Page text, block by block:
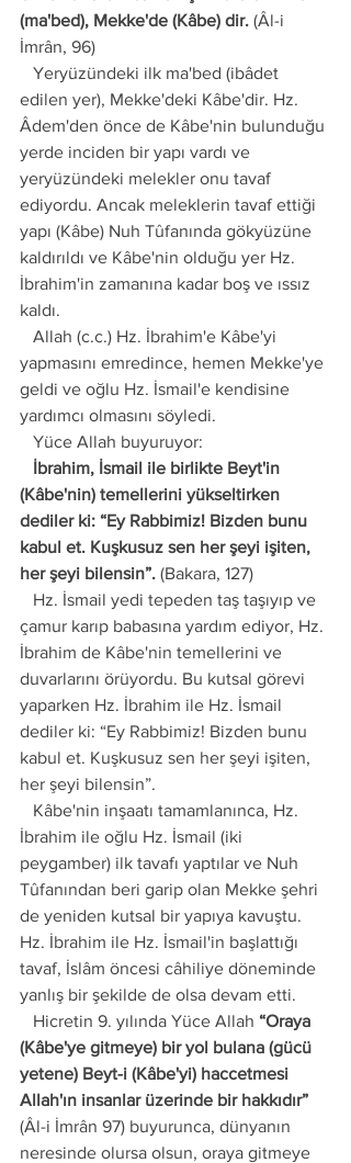
(ma'bed), Mekke'de (Kâbe) dir. (Âl-i
İmrân, 96)
edilen yer), Mekke'deki Kâbe'dir. Hz.
Âdem'den önce de Kâbe'nin bulunduğu
yerde inciden bir yapı vardı ve
yeryüzündeki melekler onu tavaf
ediyordu. Ancak meleklerin tavaf ettiği
yapı (Kâbe) Nuh Tûfanında gökyüzüne
kaldırıldı ve Kâbe'nin olduğu yer Hz.
İbrahim'in zamanına kadar boş ve ıssız
kaldı.
yapmasını emredince, hemen Mekke'ye
geldi ve oğlu Hz. İsmail'e kendisine
yardımcı olmasını söyledi.
   Yüce Allah buyuruyor:
(Kâbe'nin) temellerini yükseltirken
dediler ki: “Ey Rabbimiz! Bizden bunu
kabul et. Kuşkusuz sen her şeyi işiten,
her şeyi bilensin”. (Bakara, 127)
çamur karıp babasına yardım ediyor, Hz.
İbrahim de Kâbe'nin temellerini ve
duvarlarını örüyordu. Bu kutsal görevi
yaparken Hz. İbrahim ile Hz. İsmail
dediler ki: “Ey Rabbimiz! Bizden bunu
kabul et. Kuşkusuz sen her şeyi işiten,
her şeyi bilensin”.
İbrahim ile oğlu Hz. İsmail (iki
peygamber) ilk tavafı yaptılar ve Nuh
Tûfanından beri garip olan Mekke şehri
de yeniden kutsal bir yapıya kavuştu.
Hz. İbrahim ile Hz. İsmail'in başlattığı
tavaf, İslâm öncesi câhiliye döneminde
yanlış bir şekilde de olsa devam etti.
   Hicretin 9. yılında Yüce Allah
“Oraya
(Kâbe'ye gitmeye) bir yol bulana (gücü
yetene) Beyt-i (Kâbe'yi) haccetmesi
Allah'ın insanlar üzerinde bir hakkıdır”
(Âl-i İmrân 97) buyurunca, dünyanın
neresinde olursa olsun, oraya gitmeye